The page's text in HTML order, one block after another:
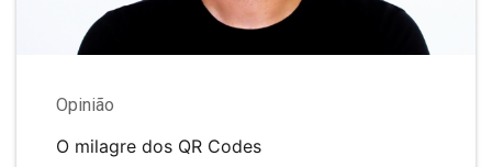
Opinião
O milagre dos QR Codes